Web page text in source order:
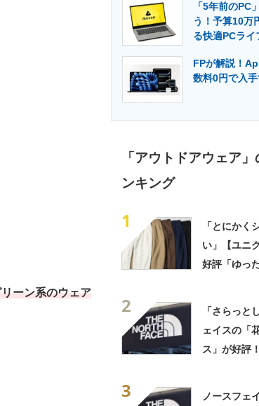
ーン系のウェア
「5年前のPC
う！予算10万
る快適PCライ
FPが解説！
数料0円で入
「アウトドアウェア
ンキング
1
「とにかく
い」【ユニ
好評「ゆっ
2
「さらっと
ェイスの「
ス」が好評
3
ノースフェ